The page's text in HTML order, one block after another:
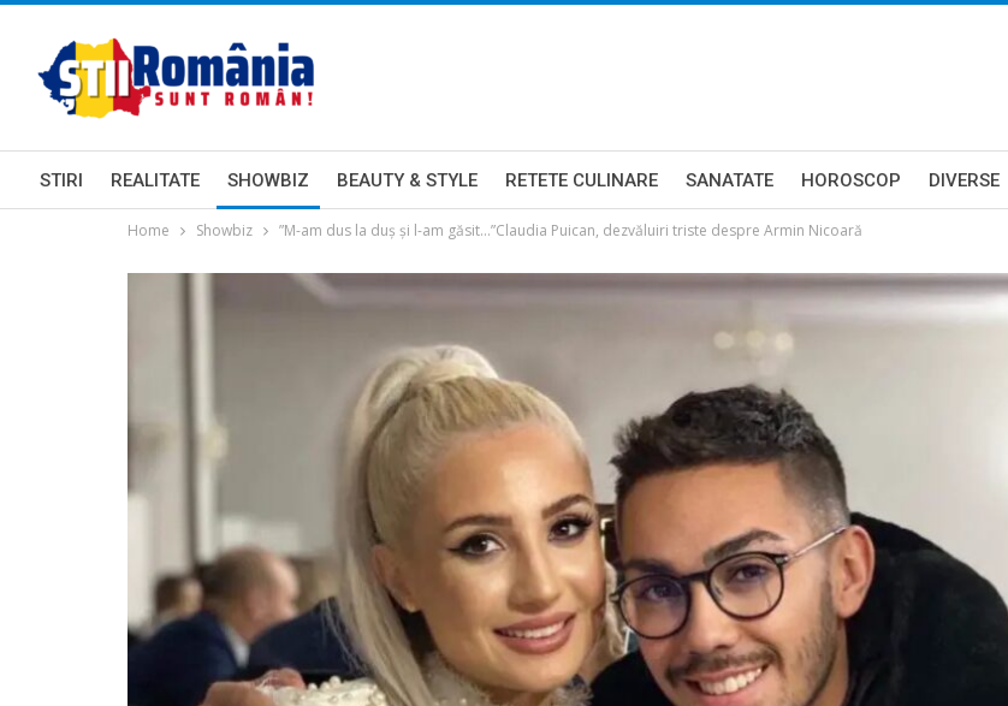
STIRI REALITATE SHOWBIZ BEAUTY & STYLE RETETE CULINARE SANATATE HOROSCOP DIVERSE
Home Showbiz ”M-am dus la duș și l-am găsit…”Claudia Puican, dezvăluiri triste despre Armin Nicoară